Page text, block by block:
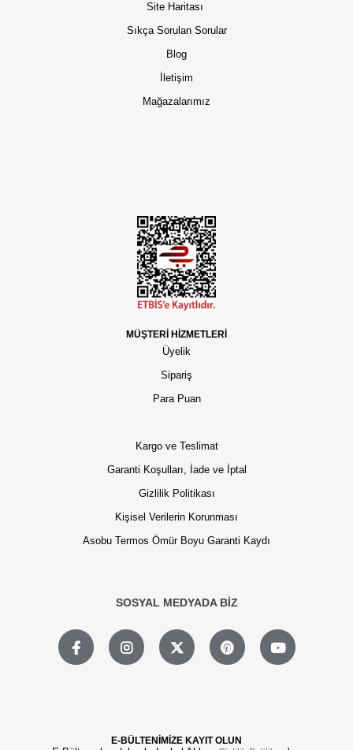
Site Haritası
Sıkça Sorulan Sorular
Blog
İletişim
Mağazalarımız
MÜŞTERİ HİZMETLERİ
Üyelik
Sipariş
Para Puan
Kargo ve Teslimat
Garanti Koşulları, İade ve İptal
Gizlilik Politikası
Kişisel Verilerin Korunması
Asobu Termos Ömür Boyu Garanti Kaydı
SOSYAL MEDYADA BİZ
E-BÜLTENİMİZE KAYIT OLUN